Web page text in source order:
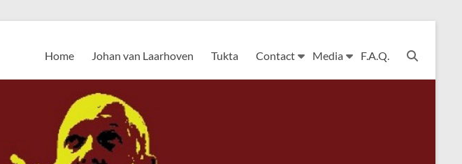
Home Johan van Laarhoven Tukta Contact Media F.A.Q.